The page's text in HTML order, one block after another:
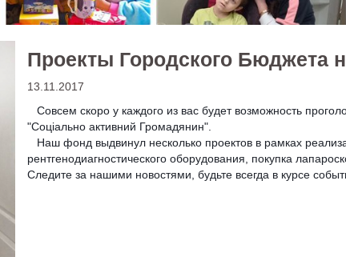
Проекты Городского Бюджета
13.11.2017
Совсем скоро у каждого из вас будет возможность
"Соціально активний Громадянин".
Наш фонд выдвинул несколько проектов в рамках
рентгенодиагностического оборудования, покупка
Следите за нашими новостями, будьте всегда в курсе